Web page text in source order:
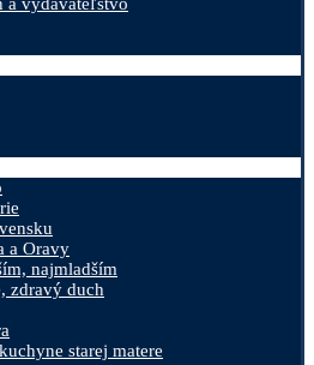
a Oravy
najmladším
zdravý duch
starej matere